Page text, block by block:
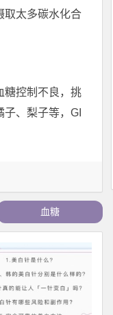
取太多碳水化合
糖控制不良，挑
子、梨子等，GI
血糖